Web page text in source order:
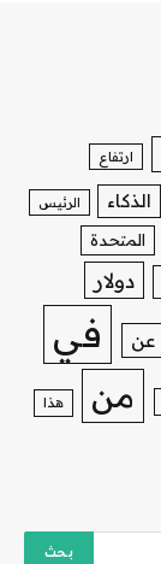
ارتفاع
الذكاء الرئيس
المتحدة
دولار
عن في
من هذا